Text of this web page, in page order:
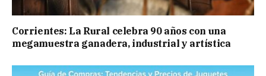
Corrientes: La Rural celebra 90 años con una
megamuestra ganadera, industrial y artística